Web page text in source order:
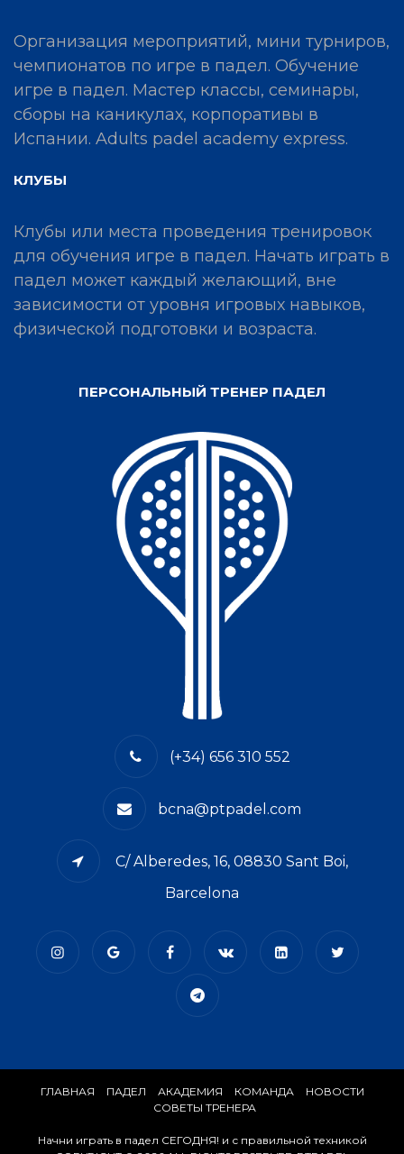
Организация мероприятий, мини турниров,
чемпионатов по игре в падел. Обучение
игре в падел. Мастер классы, семинары,
сборы на каникулах, корпоративы в
Испании. Adults padel academy express.
КЛУБЫ
Клубы или места проведения тренировок
для обучения игре в падел. Начать играть в
падел может каждый желающий, вне
зависимости от уровня игровых навыков,
физической подготовки и возраста.
ПЕРСОНАЛЬНЫЙ ТРЕНЕР ПАДЕЛ
(+34) 656 310 552
bcna@ptpadel.com
C/ Alberedes, 16, 08830 Sant Boi,
Barcelona
ГЛАВНАЯ ​ПАДЕЛ АКАДЕМИЯ КОМАНДА
​НОВОСТИ
СОВЕТЫ ТРЕНЕРА
Начни играть в падел СЕГОДНЯ! и с правильной техникой